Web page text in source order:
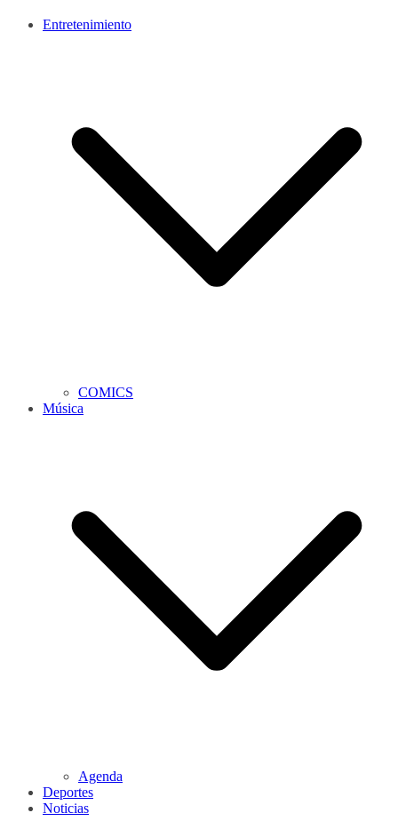
Entretenimiento
COMICS
Música
Agenda
Deportes
Noticias